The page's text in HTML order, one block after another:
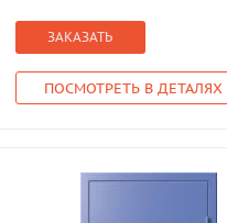
ЗАКАЗАТЬ
ПОСМОТРЕТЬ В ДЕТАЛЯХ